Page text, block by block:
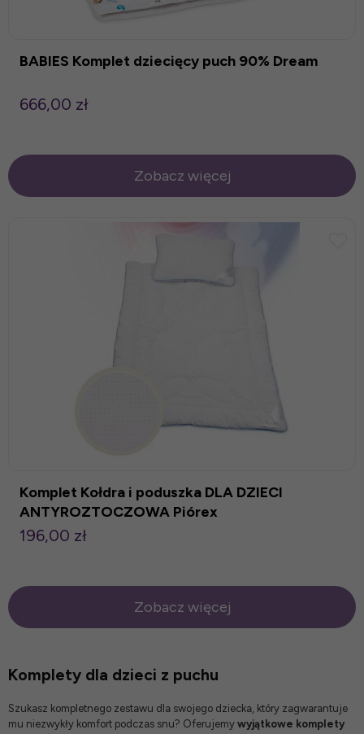
BABIES Komplet dziecięcy puch 90% Dream
666,00 zł
Zobacz więcej
Komplet Kołdra i poduszka DLA DZIECI
ANTYROZTOCZOWA Piórex
196,00 zł
Zobacz więcej
Komplety dla dzieci z puchu
Szukasz kompletnego zestawu dla swojego dziecka, który zagwarantuje
mu niezwykły komfort podczas snu? Oferujemy wyjątkowe komplety